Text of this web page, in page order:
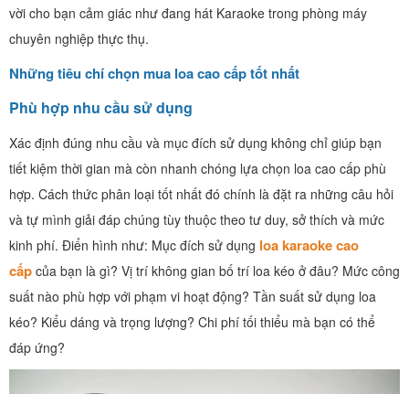
vời cho bạn cảm giác như đang hát Karaoke trong phòng máy
chuyên nghiệp thực thụ.
Những tiêu chí chọn mua loa cao cấp tốt nhất
Phù hợp nhu cầu sử dụng
Xác định đúng nhu cầu và mục đích sử dụng không chỉ giúp bạn
tiết kiệm thời gian mà còn nhanh chóng lựa chọn loa cao cấp phù
hợp. Cách thức phân loại tốt nhất đó chính là đặt ra những câu hỏi
và tự mình giải đáp chúng tùy thuộc theo tư duy, sở thích và mức
kinh phí. Điển hình như: Mục đích sử dụng loa karaoke cao
cấp của bạn là gì? Vị trí không gian bố trí loa kéo ở đâu? Mức công
suất nào phù hợp với phạm vi hoạt động? Tần suất sử dụng loa
kéo? Kiểu dáng và trọng lượng? Chi phí tối thiểu mà bạn có thể
đáp ứng?